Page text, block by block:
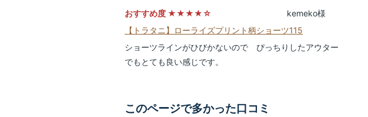
おすすめ度 ★★★★☆
kemeko様
【トラタニ】ローライズプリント柄ショーツ115
ショーツラインがひびかないので ぴっちりしたアウター
でもとても良い感じです。
このページで多かった口コミ